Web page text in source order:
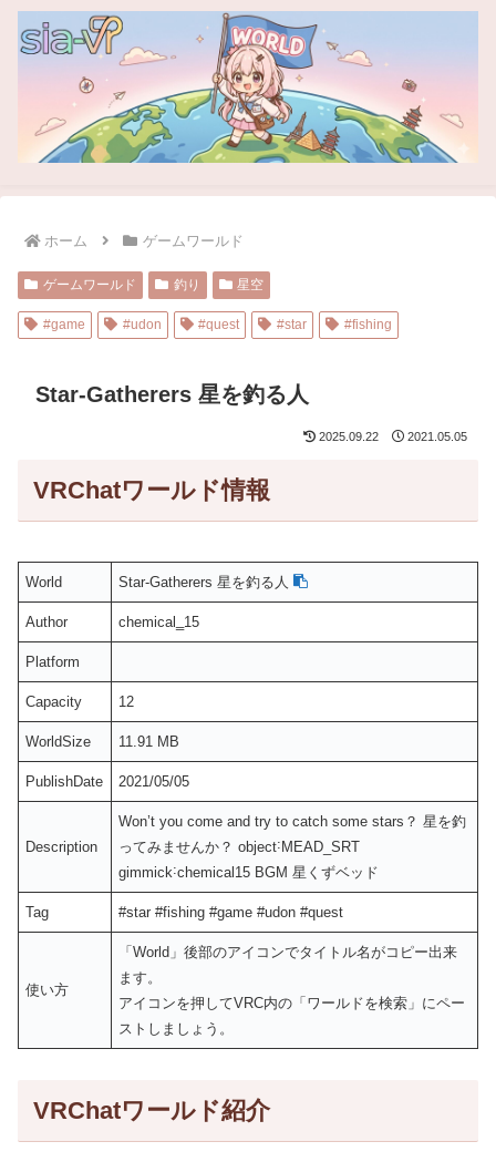
ホーム ゲームワールド
ゲームワールド 釣り 星空
#game #udon #quest #star #fishing
Star-Gatherers 星を釣る人
2025.09.22 2021.05.05
VRChatワールド情報
World Star-Gatherers 星を釣る人
Author chemical‗15
Platform
Capacity 12
WorldSize 11.91 MB
PublishDate 2021/05/05
Description
Won’t you come and try to catch some stars？ 星を釣
ってみませんか？ object˸MEAD_SRT
gimmick˸chemical15 BGM 星くずベッド
Tag #star #fishing #game #udon #quest
使い方
「World」後部のアイコンでタイトル名がコピー出来
ます。
アイコンを押してVRC内の「ワールドを検索」にペー
ストしましょう。
VRChatワールド紹介